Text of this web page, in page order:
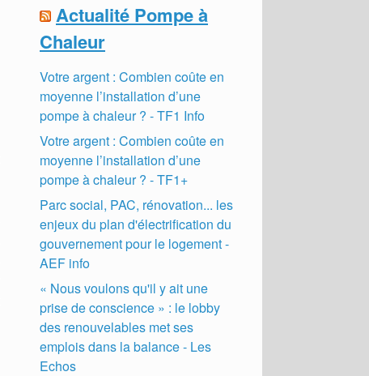
Actualité Pompe à
Chaleur
Votre argent : Combien coûte en
moyenne l’installation d’une
pompe à chaleur ? - TF1 Info
Votre argent : Combien coûte en
moyenne l’installation d’une
pompe à chaleur ? - TF1+
Parc social, PAC, rénovation... les
enjeux du plan d'électrification du
gouvernement pour le logement -
AEF info
« Nous voulons qu'il y ait une
prise de conscience » : le lobby
des renouvelables met ses
emplois dans la balance - Les
Echos